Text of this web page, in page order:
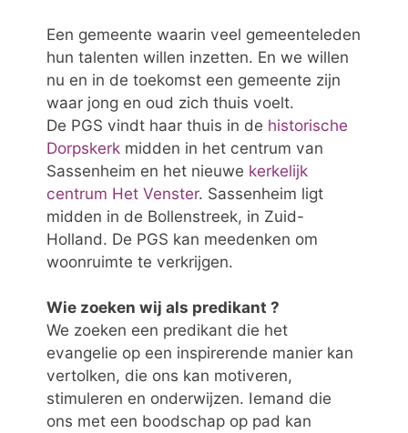
Een gemeente waarin veel gemeenteleden
hun talenten willen inzetten. En we willen
nu en in de toekomst een gemeente zijn
waar jong en oud zich thuis voelt.
De PGS vindt haar thuis in de historische
Dorpskerk midden in het centrum van
Sassenheim en het nieuwe kerkelijk
centrum Het Venster. Sassenheim ligt
midden in de Bollenstreek, in Zuid-
Holland. De PGS kan meedenken om
woonruimte te verkrijgen.
Wie zoeken wij als predikant ?
We zoeken een predikant die het
evangelie op een inspirerende manier kan
vertolken, die ons kan motiveren,
stimuleren en onderwijzen. Iemand die
ons met een boodschap op pad kan